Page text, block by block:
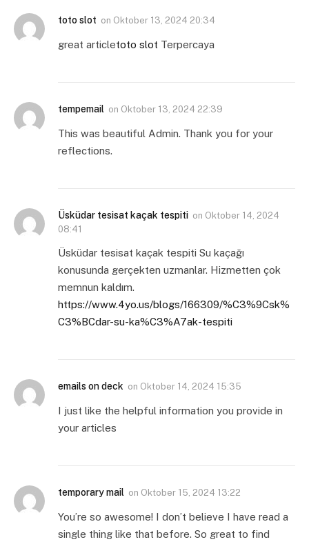
toto slot on Oktober 13, 2024 20:34
great articletoto slot Terpercaya
tempemail on Oktober 13, 2024 22:39
This was beautiful Admin. Thank you for your
reflections.
Üsküdar tesisat kaçak tespiti on Oktober 14, 2024
08:41
Üsküdar tesisat kaçak tespiti Su kaçağı
konusunda gerçekten uzmanlar. Hizmetten çok
memnun kaldım.
https://www.4yo.us/blogs/166309/%C3%9Csk%
C3%BCdar-su-ka%C3%A7ak-tespiti
emails on deck on Oktober 14, 2024 15:35
I just like the helpful information you provide in
your articles
temporary mail on Oktober 15, 2024 13:22
You’re so awesome! I don’t believe I have read a
single thing like that before. So great to find